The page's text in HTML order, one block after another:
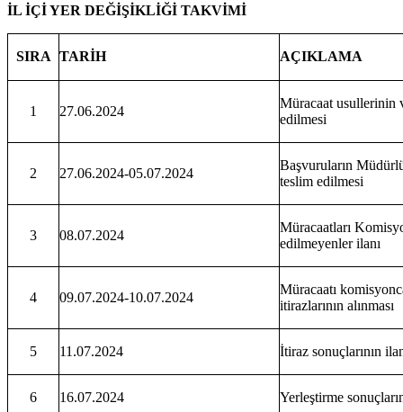
İL İÇİ YER DEĞİŞİKLİĞİ TAKVİMİ
SIRA TARİH AÇIKLAMA
1 27.06.2024
Müracaat usullerinin
edilmesi
2 27.06.2024-05.07.2024
Başvuruların
teslim edilmesi
3 08.07.2024
Müracaatları
edilmeyenler ilanı
4 09.07.2024-10.07.2024
Müracaatı
itirazlarının alınması
5 11.07.2024 İtiraz sonuçlarının
6 16.07.2024 Yerleştirme